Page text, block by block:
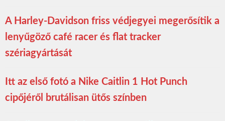
A Harley-Davidson friss védjegyei megerősítik a
lenyűgöző café racer és flat tracker
szériagyártását
Itt az első fotó a Nike Caitlin 1 Hot Punch
cipőjéről brutálisan ütős színben